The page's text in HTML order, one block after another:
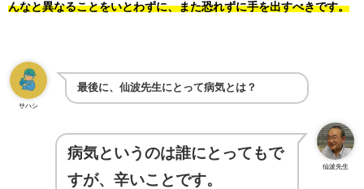
んなと異なることをいとわずに、また恐れずに手を出すべきです。
サハシ
最後に、仙波先生にとって病気とは？
仙波先生
病気というのは誰にとってもで
すが、辛いことです。